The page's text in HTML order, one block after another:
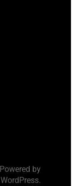
Powered by
WordPress.